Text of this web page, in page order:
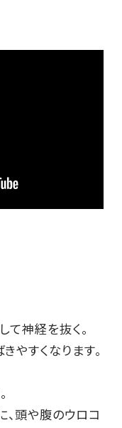
神経を抜く。
やすくなります。
、頭や腹のウロコ